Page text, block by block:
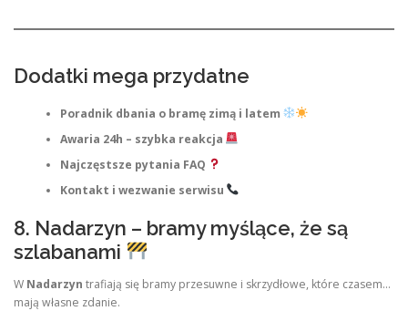
Dodatki mega przydatne
Poradnik dbania o bramę zimą i latem
Awaria 24h – szybka reakcja
Najczęstsze pytania FAQ
Kontakt i wezwanie serwisu
8. Nadarzyn – bramy myślące, że są
szlabanami
W Nadarzyn trafiają się bramy przesuwne i skrzydłowe, które czasem…
mają własne zdanie.